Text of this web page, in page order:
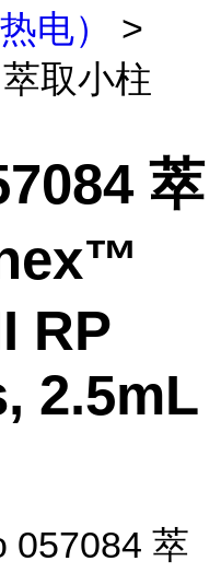
电）
>
取小柱
萃
RP
2.5mL
057084 萃